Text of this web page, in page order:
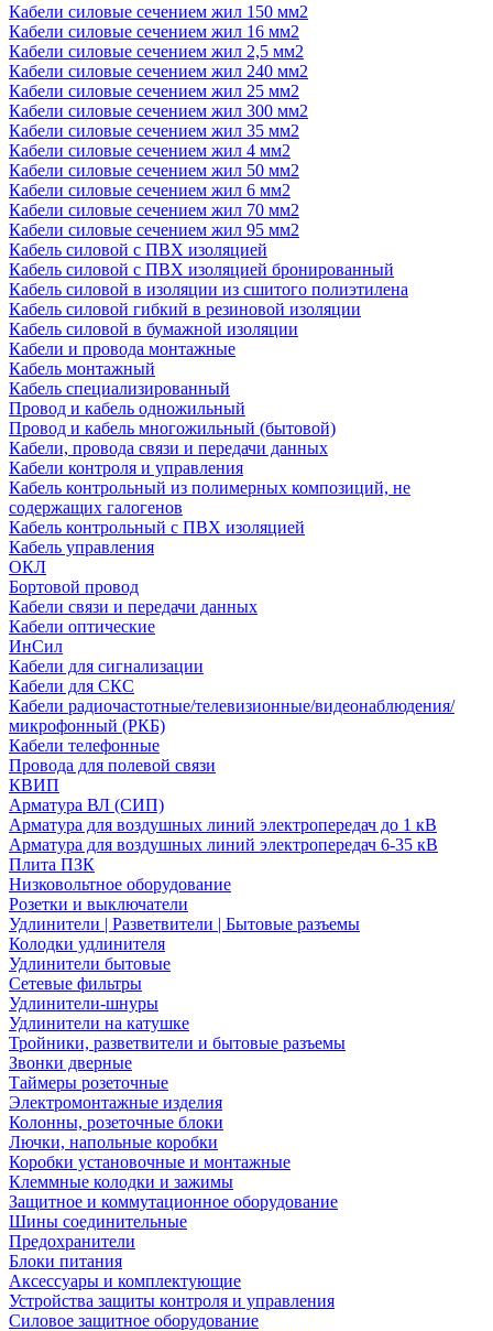
Кабели силовые сечением жил 150 мм2
Кабели силовые сечением жил 16 мм2
Кабели силовые сечением жил 2,5 мм2
Кабели силовые сечением жил 240 мм2
Кабели силовые сечением жил 25 мм2
Кабели силовые сечением жил 300 мм2
Кабели силовые сечением жил 35 мм2
Кабели силовые сечением жил 4 мм2
Кабели силовые сечением жил 50 мм2
Кабели силовые сечением жил 6 мм2
Кабели силовые сечением жил 70 мм2
Кабели силовые сечением жил 95 мм2
Кабель силовой с ПВХ изоляцией
Кабель силовой с ПВХ изоляцией бронированный
Кабель силовой в изоляции из сшитого полиэтилена
Кабель силовой гибкий в резиновой изоляции
Кабель силовой в бумажной изоляции
Кабели и провода монтажные
Кабель монтажный
Кабель специализированный
Провод и кабель одножильный
Провод и кабель многожильный (бытовой)
Кабели, провода связи и передачи данных
Кабели контроля и управления
Кабель контрольный из полимерных композиций, не
содержащих галогенов
Кабель контрольный с ПВХ изоляцией
Кабель управления
ОКЛ
Бортовой провод
Кабели связи и передачи данных
Кабели оптические
ИнСил
Кабели для сигнализации
Кабели для СКС
Кабели радиочастотные/телевизионные/видеонаблюдения/
микрофонный (РКБ)
Кабели телефонные
Провода для полевой связи
КВИП
Арматура ВЛ (СИП)
Арматура для воздушных линий электропередач до 1 кВ
Арматура для воздушных линий электропередач 6-35 кВ
Плита ПЗК
Низковольтное оборудование
Розетки и выключатели
Удлинители | Разветвители | Бытовые разъемы
Колодки удлинителя
Удлинители бытовые
Сетевые фильтры
Удлинители-шнуры
Удлинители на катушке
Тройники, разветвители и бытовые разъемы
Звонки дверные
Таймеры розеточные
Электромонтажные изделия
Колонны, розеточные блоки
Лючки, напольные коробки
Коробки установочные и монтажные
Клеммные колодки и зажимы
Защитное и коммутационное оборудование
Шины соединительные
Предохранители
Блоки питания
Аксессуары и комплектующие
Устройства защиты контроля и управления
Силовое защитное оборудование